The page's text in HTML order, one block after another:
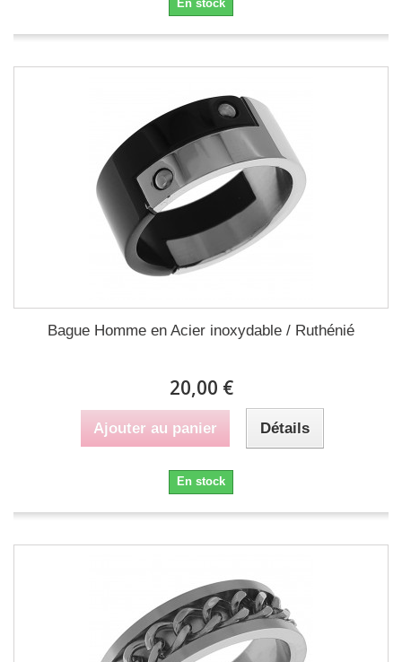
En stock
Bague Homme en Acier inoxydable / Ruthénié
20,00 €
Ajouter au panier Détails
En stock